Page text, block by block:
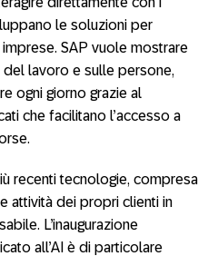
le soluzioni per
SAP vuole mostrare
del lavoro e sulle persone,
ogni giorno grazie al
che facilitano l’accesso a
recenti tecnologie, compresa
attività dei propri clienti in
L’inaugurazione
all’AI è di particolare